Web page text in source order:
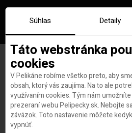
Okružné
sa obnovia
Súhlas Detaily
Táto webstránka
cookies
V Pelikáne robíme všetko preto, aby
obsah, ktorý vás zaujíma. Na to ale
využívaním cookies. Tým nám
prezeraní webu Pelipecky.sk. Nebojte
záväzok. Toto nastavenie môžete
vypnúť.